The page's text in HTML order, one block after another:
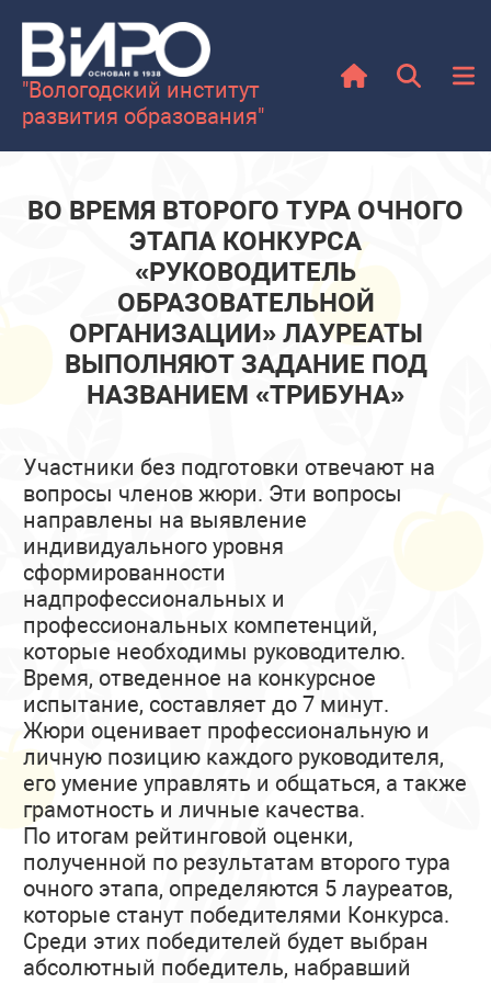
"Вологодский институт
развития образования"
ВО ВРЕМЯ ВТОРОГО ТУРА ОЧНОГО
ЭТАПА КОНКУРСА
«РУКОВОДИТЕЛЬ
ОБРАЗОВАТЕЛЬНОЙ
ОРГАНИЗАЦИИ» ЛАУРЕАТЫ
ВЫПОЛНЯЮТ ЗАДАНИЕ ПОД
НАЗВАНИЕМ «ТРИБУНА»
Участники без подготовки отвечают на
вопросы членов жюри. Эти вопросы
направлены на выявление
индивидуального уровня
сформированности
надпрофессиональных и
профессиональных компетенций,
которые необходимы руководителю.
Время, отведенное на конкурсное
испытание, составляет до 7 минут.
Жюри оценивает профессиональную и
личную позицию каждого руководителя,
его умение управлять и общаться, а также
грамотность и личные качества.
По итогам рейтинговой оценки,
полученной по результатам второго тура
очного этапа, определяются 5 лауреатов,
которые станут победителями Конкурса.
Среди этих победителей будет выбран
абсолютный победитель, набравший